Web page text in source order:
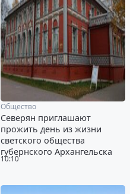
10:10
Общество
Северян приглашают
прожить день из жизни
светского общества
губернского Архангельска